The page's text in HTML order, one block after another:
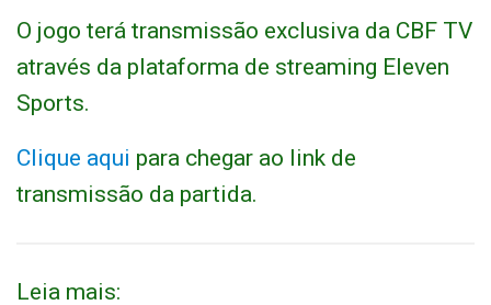
O jogo terá transmissão exclusiva da CBF TV
através da plataforma de streaming Eleven
Sports.
Clique aqui para chegar ao link de
transmissão da partida.
Leia mais: